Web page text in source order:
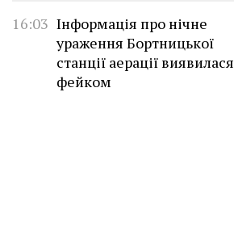
16:03 Інформація про нічне
ураження Бортницької
станції аерації виявилася
фейком